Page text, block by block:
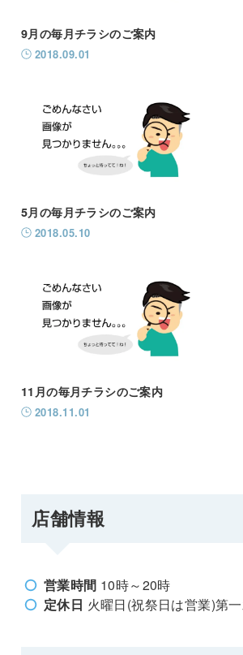
9月の毎月チラシのご案内
2018.09.01
5月の毎月チラシのご案内
2018.05.10
11月の毎月チラシのご案内
2018.11.01
店舗情報
営業時間 10時～20時
定休日 火曜日(祝祭日は営業)第